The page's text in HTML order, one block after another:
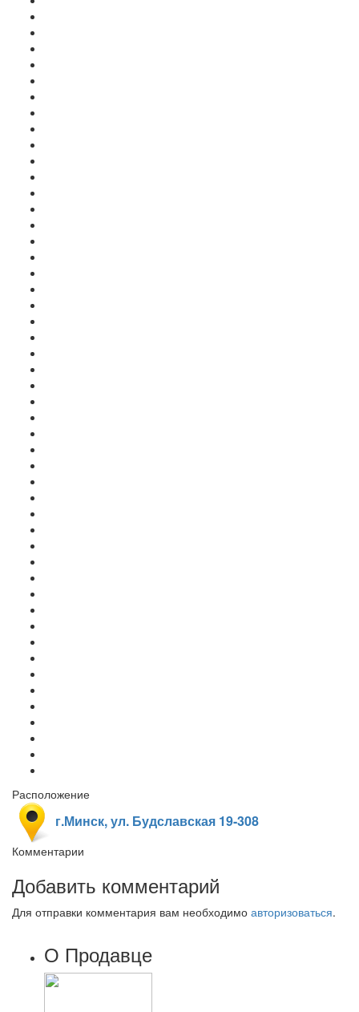
Расположение
г.Минск, ул. Будславская 19-308
Комментарии
Добавить комментарий
Для отправки комментария вам необходимо авторизоваться.
О Продавце